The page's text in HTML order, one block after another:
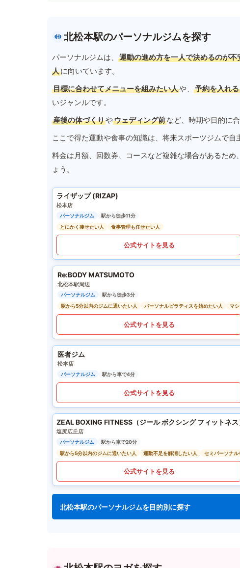
北松本駅のパーソナルジムを探す
パーソナルジムは、 運動の進め方を一人で決めるのが不
人に向いています。
目標に合わせてメニューを組みたい人や、 予約を入れ
いジャンルです。
産後の体づくりやウェディング前など、時期や目的に
ここで得た運動や食事の知識は、将来スポーツジムで自
料金は月額、回数券、コースなど複雑な場合があるた
ょう。
ライザップ (RIZAP)
松本店
パーソナルジム
駅から徒歩11分
とにかく痩せたい人
食事管理も任せたい人
公式サイトを見る
Re:BODY MATSUMOTO
北松本駅周辺
パーソナルジム
駅から徒歩3分
駅から5分以内のジムに通いたい人
パーソナルピラティスを始めたい人 マ
公式サイトを見る
医者ジム
松本店
パーソナルジム 駅から車で4分
公式サイトを見る
ZEAL BOXING FITNESS（ジール ボクシング フィットネス
塩尻広丘店
パーソナルジム
駅から車で20分
駅から5分以内のジムに通いたい人
運動不足を解消したい人 セミパーソナル
公式サイトを見る
北松本駅のパーソナルジムを目的別に探す